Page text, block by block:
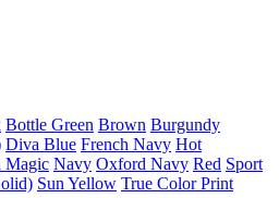
Bottle Green Brown Burgundy
Diva Blue French Navy Hot
Magic Navy Oxford Navy Red Sport
Sun Yellow True Color Print